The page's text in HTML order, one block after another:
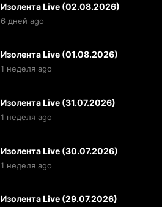
Изолента Live (02.08.2026)
6 дней ago
Изолента Live (01.08.2026)
1 неделя ago
Изолента Live (31.07.2026)
1 неделя ago
Изолента Live (30.07.2026)
1 неделя ago
Изолента Live (29.07.2026)